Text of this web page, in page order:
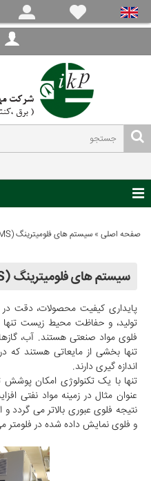
صفحه اصلی » سیستم های فلومیترینگ (Flow Metering System /FMS )
پایداری کیفیت محصولات، دقت در
تولید، و حفاظت محیط زیست تنها
فلوی مواد صنعتی هستند. آب،
تنها بخشی از مایعاتی هستند که
اندازه گیری دارند.
تنها با یک تکنولوژی امکان پوشش
عنوان مثال در زمینه مواد نفتی
نتیجه فلوی عبوری بالاتر می گردد
و فلوی نمایش داده شده در فلومتر